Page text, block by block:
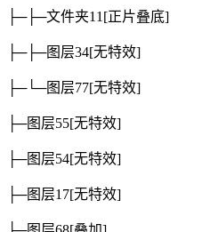
├─├─文件夹11 [正片叠底]
├─├─图层34[无特效]
├─└─图层77[无特效]
├─图层55[无特效]
├─图层54[无特效]
├─图层17[无特效]